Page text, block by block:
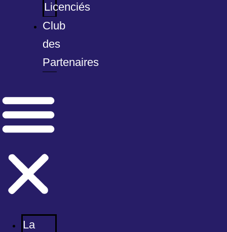
Licenciés
Club
des
Partenaires
La